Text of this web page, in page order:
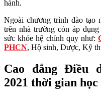
hành.
Ngoài chương trình đào tạo
trên nhà trường còn áp
sức khỏe hệ chính quy như:
PHCN, Hộ sinh, Dược, Kỹ
Cao đẳng Điều
2021 thời gian học